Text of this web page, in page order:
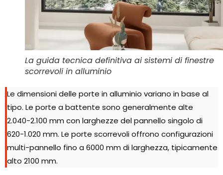
La guida tecnica definitiva ai sistemi di finestre
scorrevoli in alluminio
Le dimensioni delle porte in alluminio variano in base al
tipo. Le porte a battente sono generalmente alte
2.040-2.100 mm con larghezze del pannello singolo di
620-1.020 mm. Le porte scorrevoli offrono configurazioni
multi-pannello fino a 6000 mm di larghezza, tipicamente
alto 2100 mm.